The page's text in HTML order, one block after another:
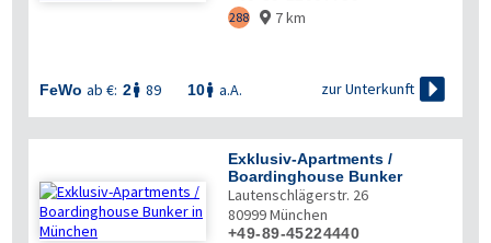
288  7 km
FeWo ab €: 2 89 10 a.A. zur Unterkunft 
Exklusiv-Apartments /
Boardinghouse Bunker
Lautenschlägerstr. 26
80999München
+49-89-45224440